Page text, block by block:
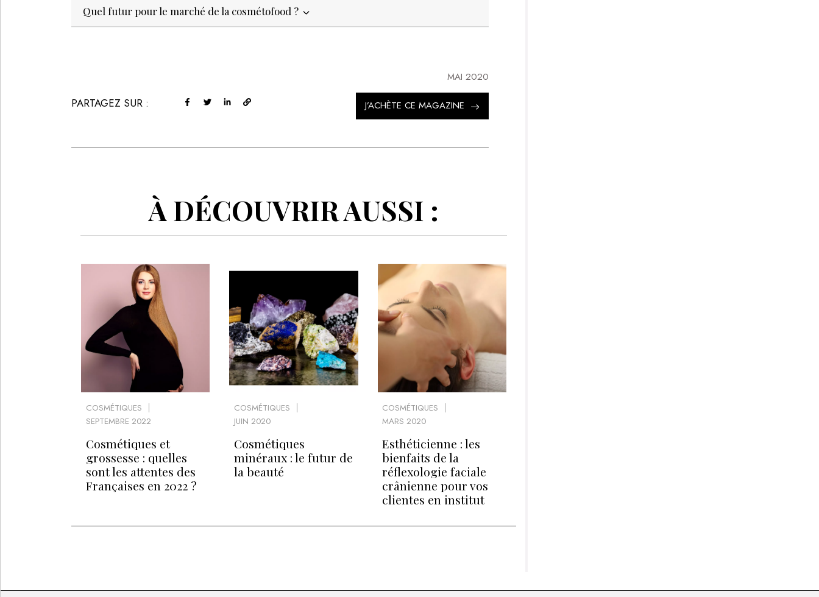
Quel futur pour le marché de la cosmétofood ?
PARTAGEZ SUR :
MAI 2020
J’ACHÈTE CE MAGAZINE
À DÉCOUVRIR AUSSI :
COSMÉTIQUES
SEPTEMBRE 2022
Cosmétiques et
grossesse : quelles
sont les attentes des
Françaises en 2022 ?
COSMÉTIQUES
JUIN 2020
Cosmétiques
minéraux : le futur de
la beauté
COSMÉTIQUES
MARS 2020
Esthéticienne : les
bienfaits de la
réflexologie faciale
crânienne pour vos
clientes en institut